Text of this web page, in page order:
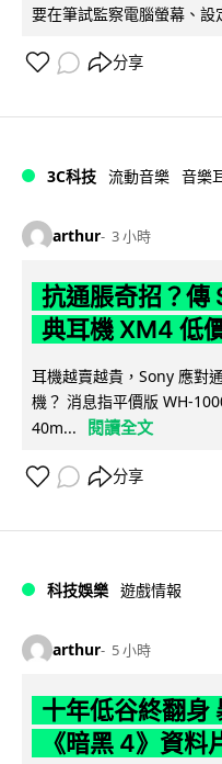
要在筆試監察電腦螢幕、設
分享
3C科技 流動音樂 音樂
arthur 3 小時
抗通脹奇招？傳
典耳機 XM4 低
耳機越賣越貴，Sony 應對
機？ 消息指平價版 WH-
40m...
閱讀全文
分享
科技娛樂 遊戲情報
arthur 5 小時
十年低谷終翻身
《暗黑 4》資料